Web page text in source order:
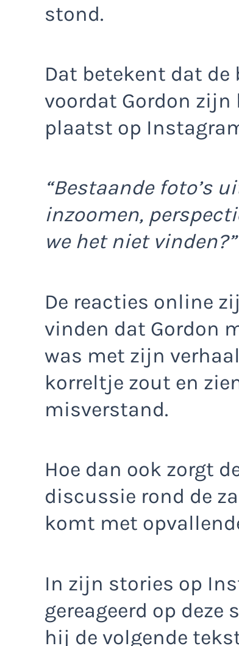
stond.
Dat betekent dat de
voordat Gordon
plaatst op
“Bestaande foto’s
inzoomen,
we het niet vinden?”
De reacties online
vinden dat Gordon
was met zijn
korreltje zout en
misverstand.
Hoe dan ook zorgt
discussie rond de
komt met
In zijn stories op
gereageerd op
hij de volgende